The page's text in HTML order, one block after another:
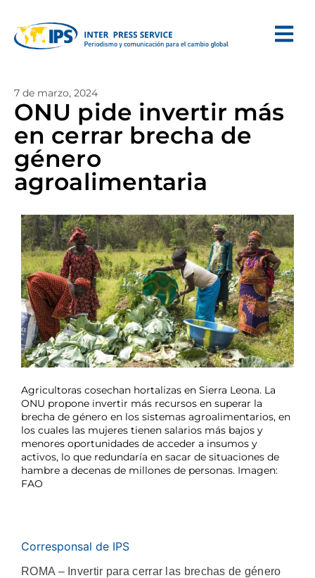
7 de marzo, 2024
ONU pide invertir más
en cerrar brecha de
género
agroalimentaria
Agricultoras cosechan hortalizas en Sierra Leona. La
ONU propone invertir más recursos en superar la
brecha de género en los sistemas agroalimentarios, en
los cuales las mujeres tienen salarios más bajos y
menores oportunidades de acceder a insumos y
activos, lo que redundaría en sacar de situaciones de
hambre a decenas de millones de personas. Imagen:
FAO
Corresponsal de IPS
ROMA – Invertir para cerrar las brechas de género